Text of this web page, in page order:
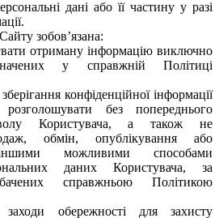
дані або її частину у разі
зобов’язана:
отриману інформацію виключно
у справжній Політиці
конфіденційної інформації
без попереднього
Користувача, а також не
обмін, опублікування або
можливими способами
даних Користувача, за
справжньою Політикою
обережності для захисту